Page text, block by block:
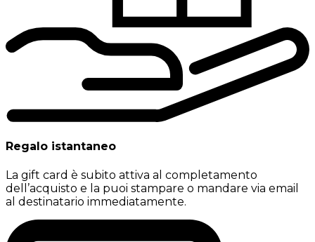
Regalo istantaneo
La gift card è subito attiva al completamento
dell’acquisto e la puoi stampare o mandare via email
al destinatario immediatamente.